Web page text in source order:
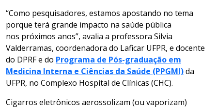
“Como pesquisadores, estamos apostando no tema
porque terá grande impacto na saúde pública
nos próximos anos”, avalia a professora Silvia
Valderramas, coordenadora do Laficar UFPR, e docente
do DPRF e do Programa de Pós-graduação em
Medicina Interna e Ciências da Saúde (PPGMI)da
UFPR, no Complexo Hospital de Clínicas (CHC).
Cigarros eletrônicos aerossolizam (ou vaporizam)